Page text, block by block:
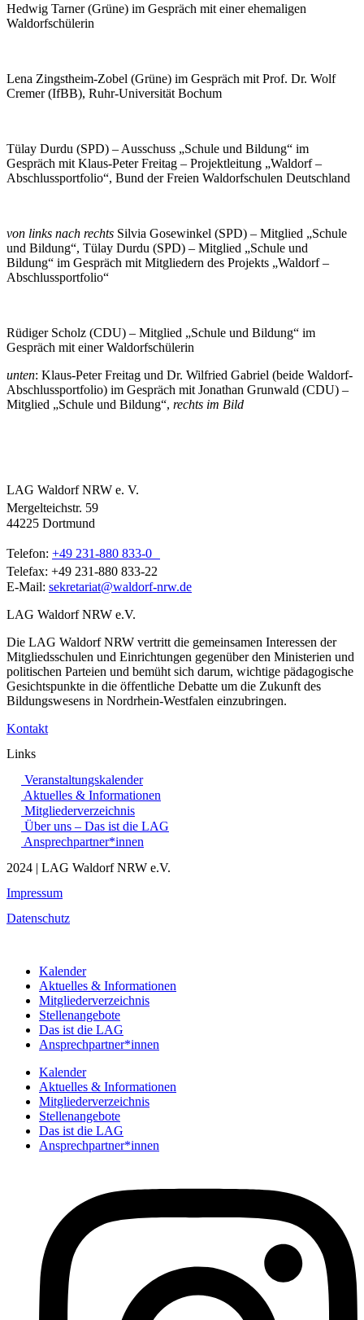
Hedwig Tarner (Grüne) im Gespräch mit einer ehemaligen
Waldorfschülerin
Lena Zingstheim-Zobel (Grüne) im Gespräch mit Prof. Dr. Wolf
Cremer (IfBB), Ruhr-Universität Bochum
Tülay Durdu (SPD) – Ausschuss „Schule und Bildung“ im
Gespräch mit Klaus-Peter Freitag – Projektleitung „Waldorf –
Abschlussportfolio“, Bund der Freien Waldorfschulen Deutschland
von links nach rechts Silvia Gosewinkel (SPD) – Mitglied „Schule
und Bildung“, Tülay Durdu (SPD) – Mitglied „Schule und
Bildung“ im Gespräch mit Mitgliedern des Projekts „Waldorf –
Abschlussportfolio“
Rüdiger Scholz (CDU) – Mitglied „Schule und Bildung“ im
Gespräch mit einer Waldorfschülerin
unten: Klaus-Peter Freitag und Dr. Wilfried Gabriel (beide Waldorf-
Abschlussportfolio) im Gespräch mit Jonathan Grunwald (CDU) –
Mitglied „Schule und Bildung“, rechts im Bild
LAG Waldorf NRW e. V.
Mergelteichstr. 59
44225 Dortmund
Telefon: +49 231-880 833-0
Telefax: +49 231-880 833-22
E-Mail: sekretariat@waldorf-nrw.de
LAG Waldorf NRW e.V.
Die LAG Waldorf NRW vertritt die gemeinsamen Interessen der
Mitgliedsschulen und Einrichtungen gegenüber den Ministerien und
politischen Parteien und bemüht sich darum, wichtige pädagogische
Gesichtspunkte in die öffentliche Debatte um die Zukunft des
Bildungswesens in Nordrhein-Westfalen einzubringen.
Kontakt
Links
Veranstaltungskalender
Aktuelles & Informationen
Mitgliederverzeichnis
Über uns – Das ist die LAG
Ansprechpartner*innen
2024 | LAG Waldorf NRW e.V.
Impressum
Datenschutz
Kalender
Aktuelles & Informationen
Mitgliederverzeichnis
Stellenangebote
Das ist die LAG
Ansprechpartner*innen
Kalender
Aktuelles & Informationen
Mitgliederverzeichnis
Stellenangebote
Das ist die LAG
Ansprechpartner*innen